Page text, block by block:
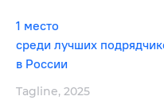
1 место
среди лучших
в России
Tagline, 2025